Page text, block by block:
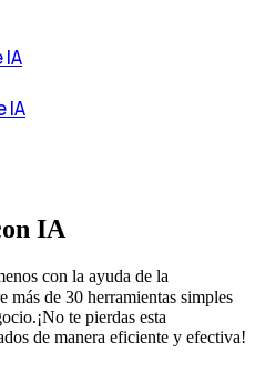
IA
IA
con la ayuda de la
de 30 herramientas simples
te pierdas esta
de manera eficiente y efectiva!